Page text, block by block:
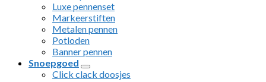
Luxe pennenset
Markeerstiften
Metalen pennen
Potloden
Banner pennen
Snoepgoed
Click clack doosjes